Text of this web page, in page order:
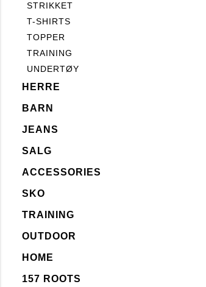
STRIKKET
T-SHIRTS
TOPPER
TRAINING
UNDERTØY
HERRE
BARN
JEANS
SALG
ACCESSORIES
SKO
TRAINING
OUTDOOR
HOME
157 ROOTS